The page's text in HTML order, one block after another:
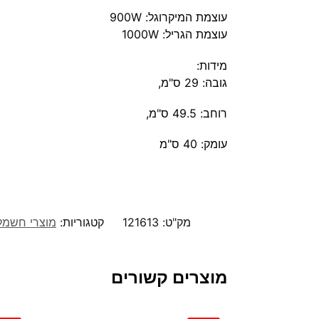
עוצמת המיקרוגל: 900W
עוצמת הגריל: 1000W
מידות:
גובה: 29 ס"מ,
רוחב: 49.5 ס"מ,
עומק: 40 ס"מ
מק"ט: 121613 קטגוריות: מוצרי
מוצרים קשורים